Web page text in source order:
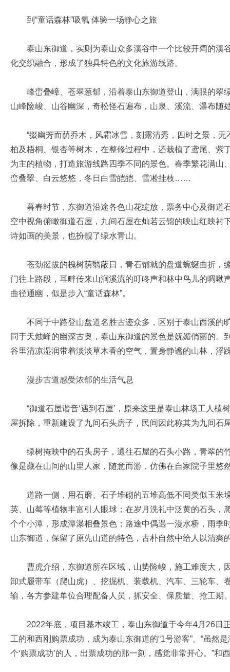
到“童话森林”吸氧 体验一场静心之旅
泰山东御道，实则为泰山众多溪谷中一个比较开阔的溪
化交织融合，形成了独具特色的文化旅游线路。
峰峦叠嶂、苍翠葱郁，沿着泰山东御道登山，满眼的翠
山峰险峻、山谷幽深，奇松怪石遍布，山泉、溪流、瀑布随
“掇幽芳而荫乔木，风霜冰雪，刻露清秀，四时之景，无
柏及梧桐、银杏等树木，在整修过程中，还栽植了鸢尾、紫
为主的植物，打造旅游线路四季不同的景色。春季繁花满山
峦叠翠、白云悠悠，冬日白雪皑皑、雪凇挂枝……
暮春时节，东御道沿途各色山花绽放，票务中心及御道
空中视角俯瞰御道石屋，九间石屋在灿若云锦的映山红映衬
诗如画的美景，也扮靓了绿水青山。
苍劲挺拔的槐树荫翳蔽日，青石铺就的盘道蜿蜒曲折，
门往上路段，耳畔传来山涧溪流的叮咚声和林中鸟儿的啁啾
曲径通幽，似是步入“童话森林”。
不同于中路登山盘道名胜古迹众多，区别于泰山西溪的
同于天烛峰的幽深古奥，泰山东御道的景色是妩媚俏丽的。
谷里清凉湿润带着淡淡草木香的空气，置身静谧的山林，浮
漫步古道感受浓郁的生活气息
“御道石屋谐音‘遇到石屋’，原来这里是泰山林场工人植
屋拆除，重新建设了九间石头房子，民间因此称其为九间石
绿树掩映中的石头房子，通往石屋的石头小路，青翠的
像是藏在山间的山里人家，随意而游，仿佛在自家院子里悠
道路一侧，用石磨、石子堆砌的五堆高低不同类似玉米
英、山莓等植物丰富引人眼球；在岁月洗礼中泛黄的石头，
个个小潭，形成潭瀑相叠景色；路途中偶遇一漫水桥，雨
山东御道，保留了原先山道的特色，古朴自然中给人以清爽
曹虎介绍，东御道所在区域，山势险峻，施工难度大，
卸式履带车（爬山虎）、挖掘机、装载机、汽车、三轮车、
输，各方参建单位合理配备人员，抓安全、保质量、抢工期
2022年底，项目基本竣工，泰山东御道于今年4月26日
工的和西刚购票成功，成为泰山东御道的“1号游客”。“虽然
个‘购票成功’的人，出票成功的那一刻，感觉非常开心。”和